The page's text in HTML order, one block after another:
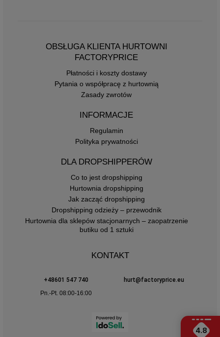
OBSŁUGA KLIENTA HURTOWNI
FACTORYPRICE
Płatności i koszty dostawy
Pytania o współpracę z hurtownią
Zasady zwrotów
INFORMACJE
Regulamin
Polityka prywatności
DLA DROPSHIPPERÓW
Co to jest dropshipping
Hurtownia dropshipping
Jak zacząć dropshipping
Dropshipping odzieży – przewodnik
Hurtownia dla sklepów stacjonarnych – zaopatrzenie
butiku od 1 sztuki
KONTAKT
+48601 547 740
hurt@factoryprice.eu
Pn.-Pt. 08:00-16:00
4.8